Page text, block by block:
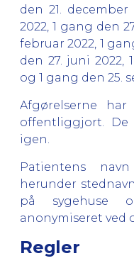
den 21.
2022, 1 gang den
februar 2022, 1
den 27. juni 2022,
og 1 gang den 25.
Afgørelserne
offentliggjort.
igen.
Patientens
herunder
på sygehuse
anonymiseret ved
Regler